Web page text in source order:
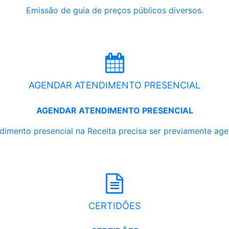
Emissão de guia de preços públicos diversos.
AGENDAR ATENDIMENTO PRESENCIAL
AGENDAR ATENDIMENTO PRESENCIAL
presencial na Receita precisa ser previamente
CERTIDÕES